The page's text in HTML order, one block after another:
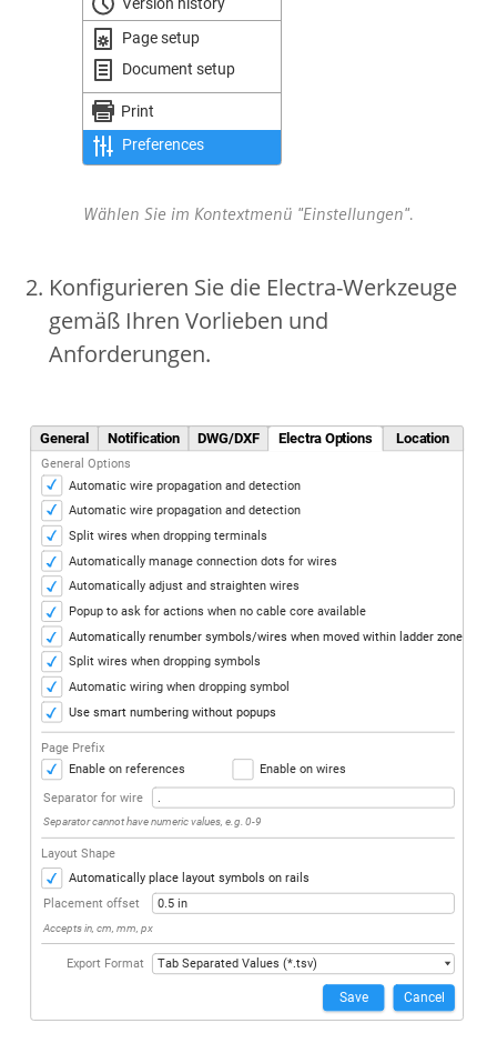
Wählen Sie im Kontextmenü "Einstellungen".
Konfigurieren Sie die Electra-Werkzeuge
gemäß Ihren Vorlieben und
Anforderungen.